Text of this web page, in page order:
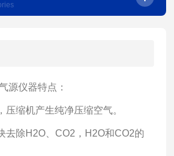
源仪器特点：
压缩机产生纯净压缩空气。
去除H2O、CO2，H2O和CO2的